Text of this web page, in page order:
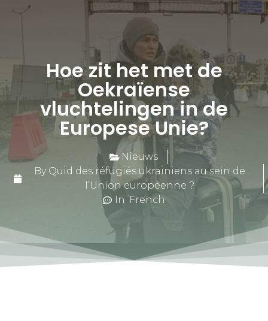
Hoe zit het met de
Oekraïense
vluchtelingen in de
Europese Unie?
Nieuws
By Quid des réfugiés ukrainiens au sein de
l’Union européenne ?
In: French